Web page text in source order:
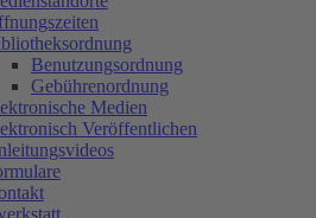
Benutzungsordnung
Gebührenordnung
Medien
Veröffentlichen